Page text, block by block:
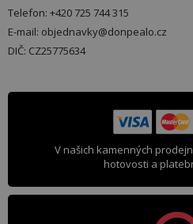
Telefon: +420 725 744 315
E-mail: objednavky@donpealo.cz
DIČ: CZ25775634
V našich kamenných
hotovosti a